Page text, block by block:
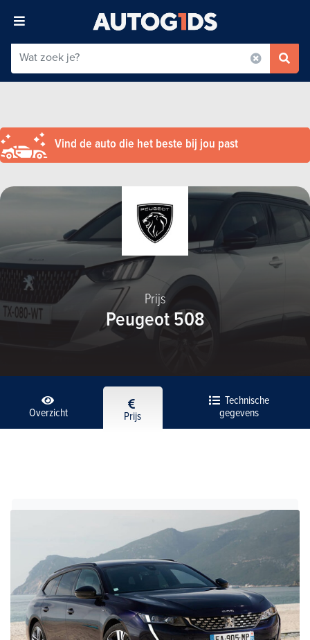
Vind de auto die het beste bij jou past
Prijs
Peugeot 508
Overzicht Prijs
Technische
gegevens